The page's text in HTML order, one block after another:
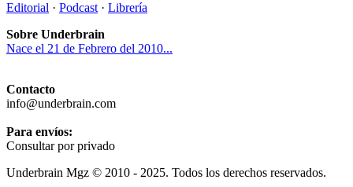
Editorial · Podcast · Librería
Sobre Underbrain
Nace el 21 de Febrero del 2010...
Contacto
info@underbrain.com
Para envíos:
Consultar por privado
Underbrain Mgz © 2010 - 2025. Todos los derechos reservados.